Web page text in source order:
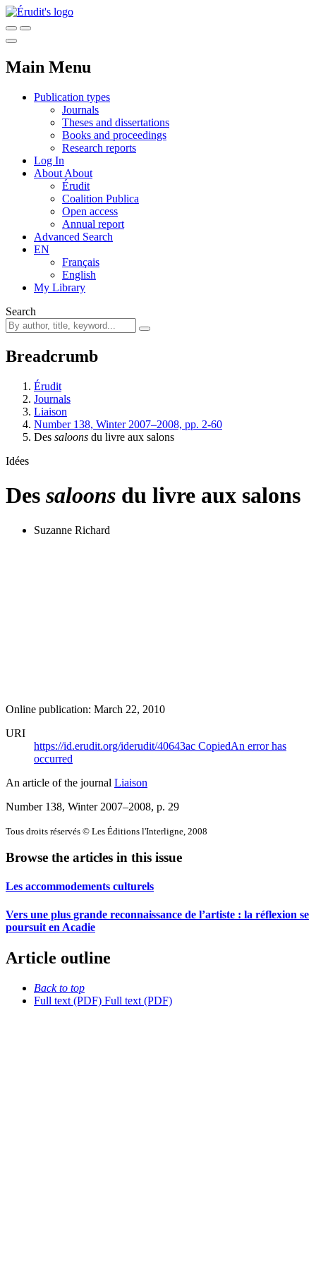
Main Menu
Publication types
Journals
Theses and dissertations
Books and proceedings
Research reports
Log In
About About
Érudit
Coalition Publica
Open access
Annual report
Advanced Search
EN
Français
English
My Library
Search
Breadcrumb
Érudit
Journals
Liaison
Number 138, Winter 2007–2008, pp. 2-60
Des saloons du livre aux salons
Idées
Des saloons du livre aux salons
Suzanne Richard
Online publication: March 22, 2010
URI
https://id.erudit.org/iderudit/40643ac CopiedAn error has
occurred
An article of the journal Liaison
Number 138, Winter 2007–2008, p. 29
Tous droits réservés © Les Éditions l'Interligne, 2008
Browse the articles in this issue
Les accommodements culturels
Vers une plus grande reconnaissance de l’artiste : la réflexion se
poursuit en Acadie
Article outline
Back to top
Full text (PDF) Full text (PDF)